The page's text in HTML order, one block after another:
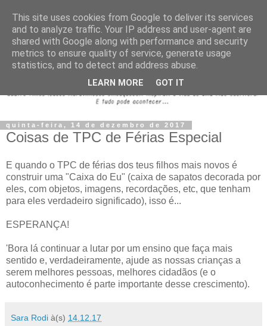
quinta-feira, 14 de dezembro de 2017
Coisas de TPC de Férias Especial
E quando o TPC de férias dos teus filhos mais novos é
construir uma "Caixa do Eu" (caixa de sapatos decorada por
eles, com objetos, imagens, recordações, etc, que tenham
para eles verdadeiro significado), isso é...
ESPERANÇA!
'Bora lá continuar a lutar por um ensino que faça mais
sentido e, verdadeiramente, ajude as nossas crianças a
serem melhores pessoas, melhores cidadãos (e o
autoconhecimento é parte importante desse crescimento).
Sara Rodi à(s) 14.12.17
This site uses cookies from Google to deliver its services
and to analyze traffic. Your IP address and user-agent are
shared with Google along with performance and security
metrics to ensure quality of service, generate usage
statistics, and to detect and address abuse.
LEARN MORE GOT IT